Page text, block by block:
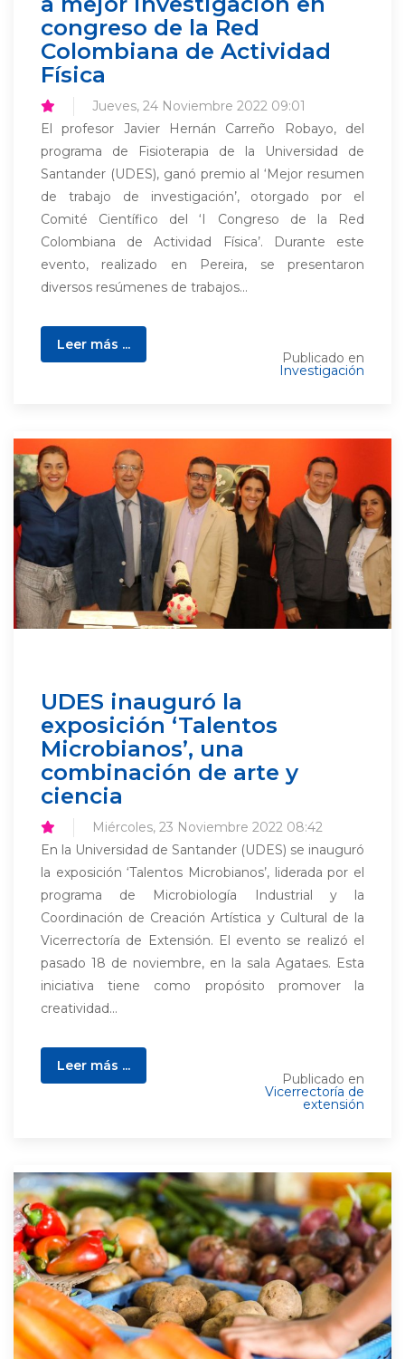
congreso de la Red
Colombiana de Actividad
Física
Jueves, 24 Noviembre 2022 09:01
El profesor Javier Hernán Carreño Robayo, del
programa de Fisioterapia de la Universidad de
Santander (UDES), ganó premio al ‘Mejor resumen
de trabajo de investigación’, otorgado por el
Comité Científico del ‘I Congreso de la Red
Colombiana de Actividad Física’. Durante este
evento, realizado en Pereira, se presentaron
diversos resúmenes de trabajos...
Leer más ...
Publicado en
Investigación
UDES inauguró la
exposición ‘Talentos
Microbianos’, una
combinación de arte y
ciencia
Miércoles, 23 Noviembre 2022 08:42
En la Universidad de Santander (UDES) se inauguró
la exposición ‘Talentos Microbianos’, liderada por el
programa de Microbiología Industrial y la
Coordinación de Creación Artística y Cultural de la
Vicerrectoría de Extensión. El evento se realizó el
pasado 18 de noviembre, en la sala Agataes. Esta
iniciativa tiene como propósito promover la
creatividad...
Leer más ...
Publicado en
Vicerrectoría de
extensión